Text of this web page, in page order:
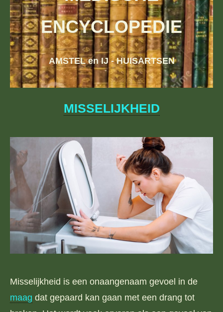
ENCYCLOPEDIE
AMSTEL en IJ - HUISARTSEN
MISSELIJKHEID
Misselijkheid is een onaangenaam gevoel in de
maag dat gepaard kan gaan met een drang tot